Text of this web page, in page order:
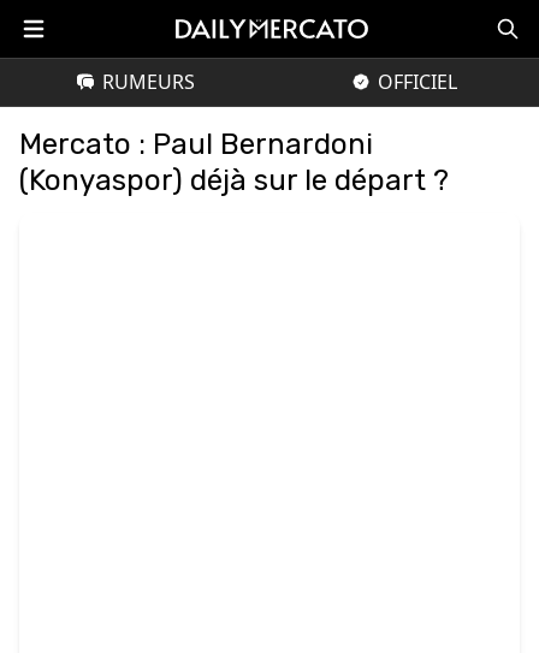
RUMEURS OFFICIEL
Mercato : Paul Bernardoni
(Konyaspor) déjà sur le départ ?